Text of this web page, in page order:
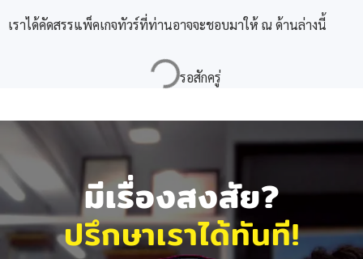
เราได้คัดสรรแพ็คเกจทัวร์ที่ท่านอาจจะชอบมาให้ ณ ด้านล่างนี้
มีเรื่องสงสัย?
ปรึกษาเราได้ทันที!